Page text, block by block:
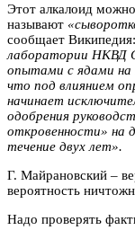
Этот алкалоид
называют
сообщает Википедия:
лаборатории НКВД
опытами с ядами на
что под влиянием
начинает
одобрения
откровенности» на
течение двух лет».
Г. Майрановский –
вероятность
Надо проверять